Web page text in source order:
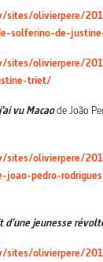
olivierpere/
solferino-de-
olivierpere/
triet/
vu Macaode João
sites/olivierpere/
joao-pedro-
d’une jeunesse
olivierpere/